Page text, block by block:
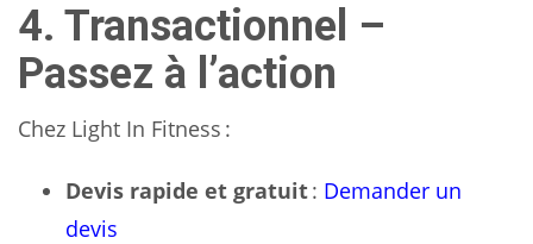
4. Transactionnel –
Passez à l’action
Chez Light In Fitness :
Devis rapide et gratuit: Demander un
devis